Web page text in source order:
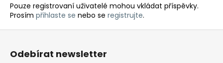
Pouze registrovaní uživatelé mohou vkládat příspěvky.
Prosím přihlaste se nebo se registrujte.
Odebírat newsletter